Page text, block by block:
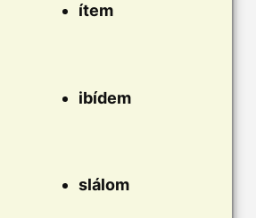
ítem
ibídem
slálom